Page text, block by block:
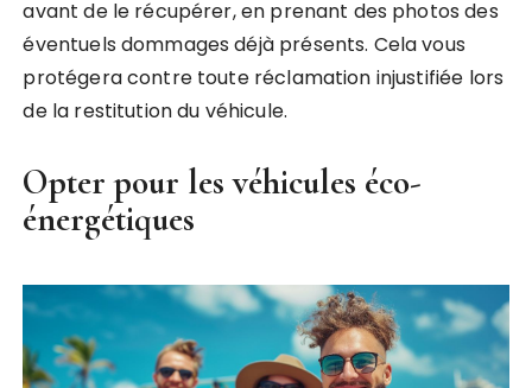
avant de le récupérer, en prenant des photos des
éventuels dommages déjà présents. Cela vous
protégera contre toute réclamation injustifiée lors
de la restitution du véhicule.
Opter pour les véhicules éco-
énergétiques